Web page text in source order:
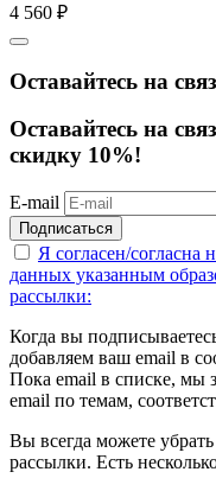
4 560 ₽
Оставайтесь на
Оставайтесь на
скидку 10%!
E-mail
Подписаться
Я согласен/согласна
данных указанным
рассылки:
Когда вы
добавляем ваш email в
Пока email в списке, мы
email по темам,
Вы всегда можете
рассылки. Есть